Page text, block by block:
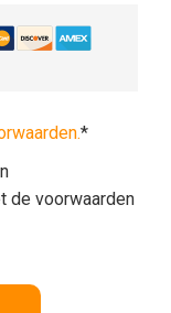
*
de voorwaarden